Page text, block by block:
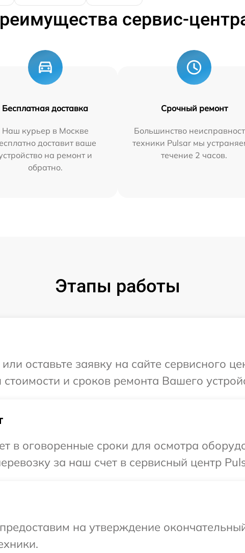
сервис-
Бесплатная доставка
Наш курьер в Москве
доставит ваше
на ремонт и
обратно.
Срочный ремонт
Большинство
техники Pulsar мы
течение 2 часов.
Этапы работы
оставьте заявку на сайте сервисного
и сроков ремонта Вашего
в оговоренные сроки для осмотра
за наш счет в сервисный центр
на утверждение